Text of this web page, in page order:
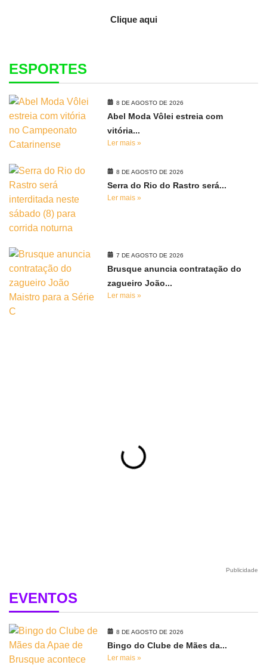
Clique aqui
ESPORTES
8 DE AGOSTO DE 2026
Abel Moda Vôlei estreia com
vitória...
Ler mais »
8 DE AGOSTO DE 2026
Serra do Rio do Rastro será...
Ler mais »
7 DE AGOSTO DE 2026
Brusque anuncia contratação do
zagueiro João...
Ler mais »
Publicidade
EVENTOS
8 DE AGOSTO DE 2026
Bingo do Clube de Mães da...
Ler mais »